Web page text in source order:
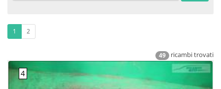
1 2
49 ricambi trovati